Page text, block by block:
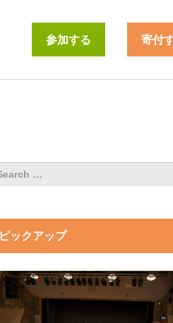
参加する 寄付
ピックアップ